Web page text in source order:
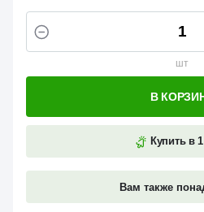
шт
Купить в
Вам также
В